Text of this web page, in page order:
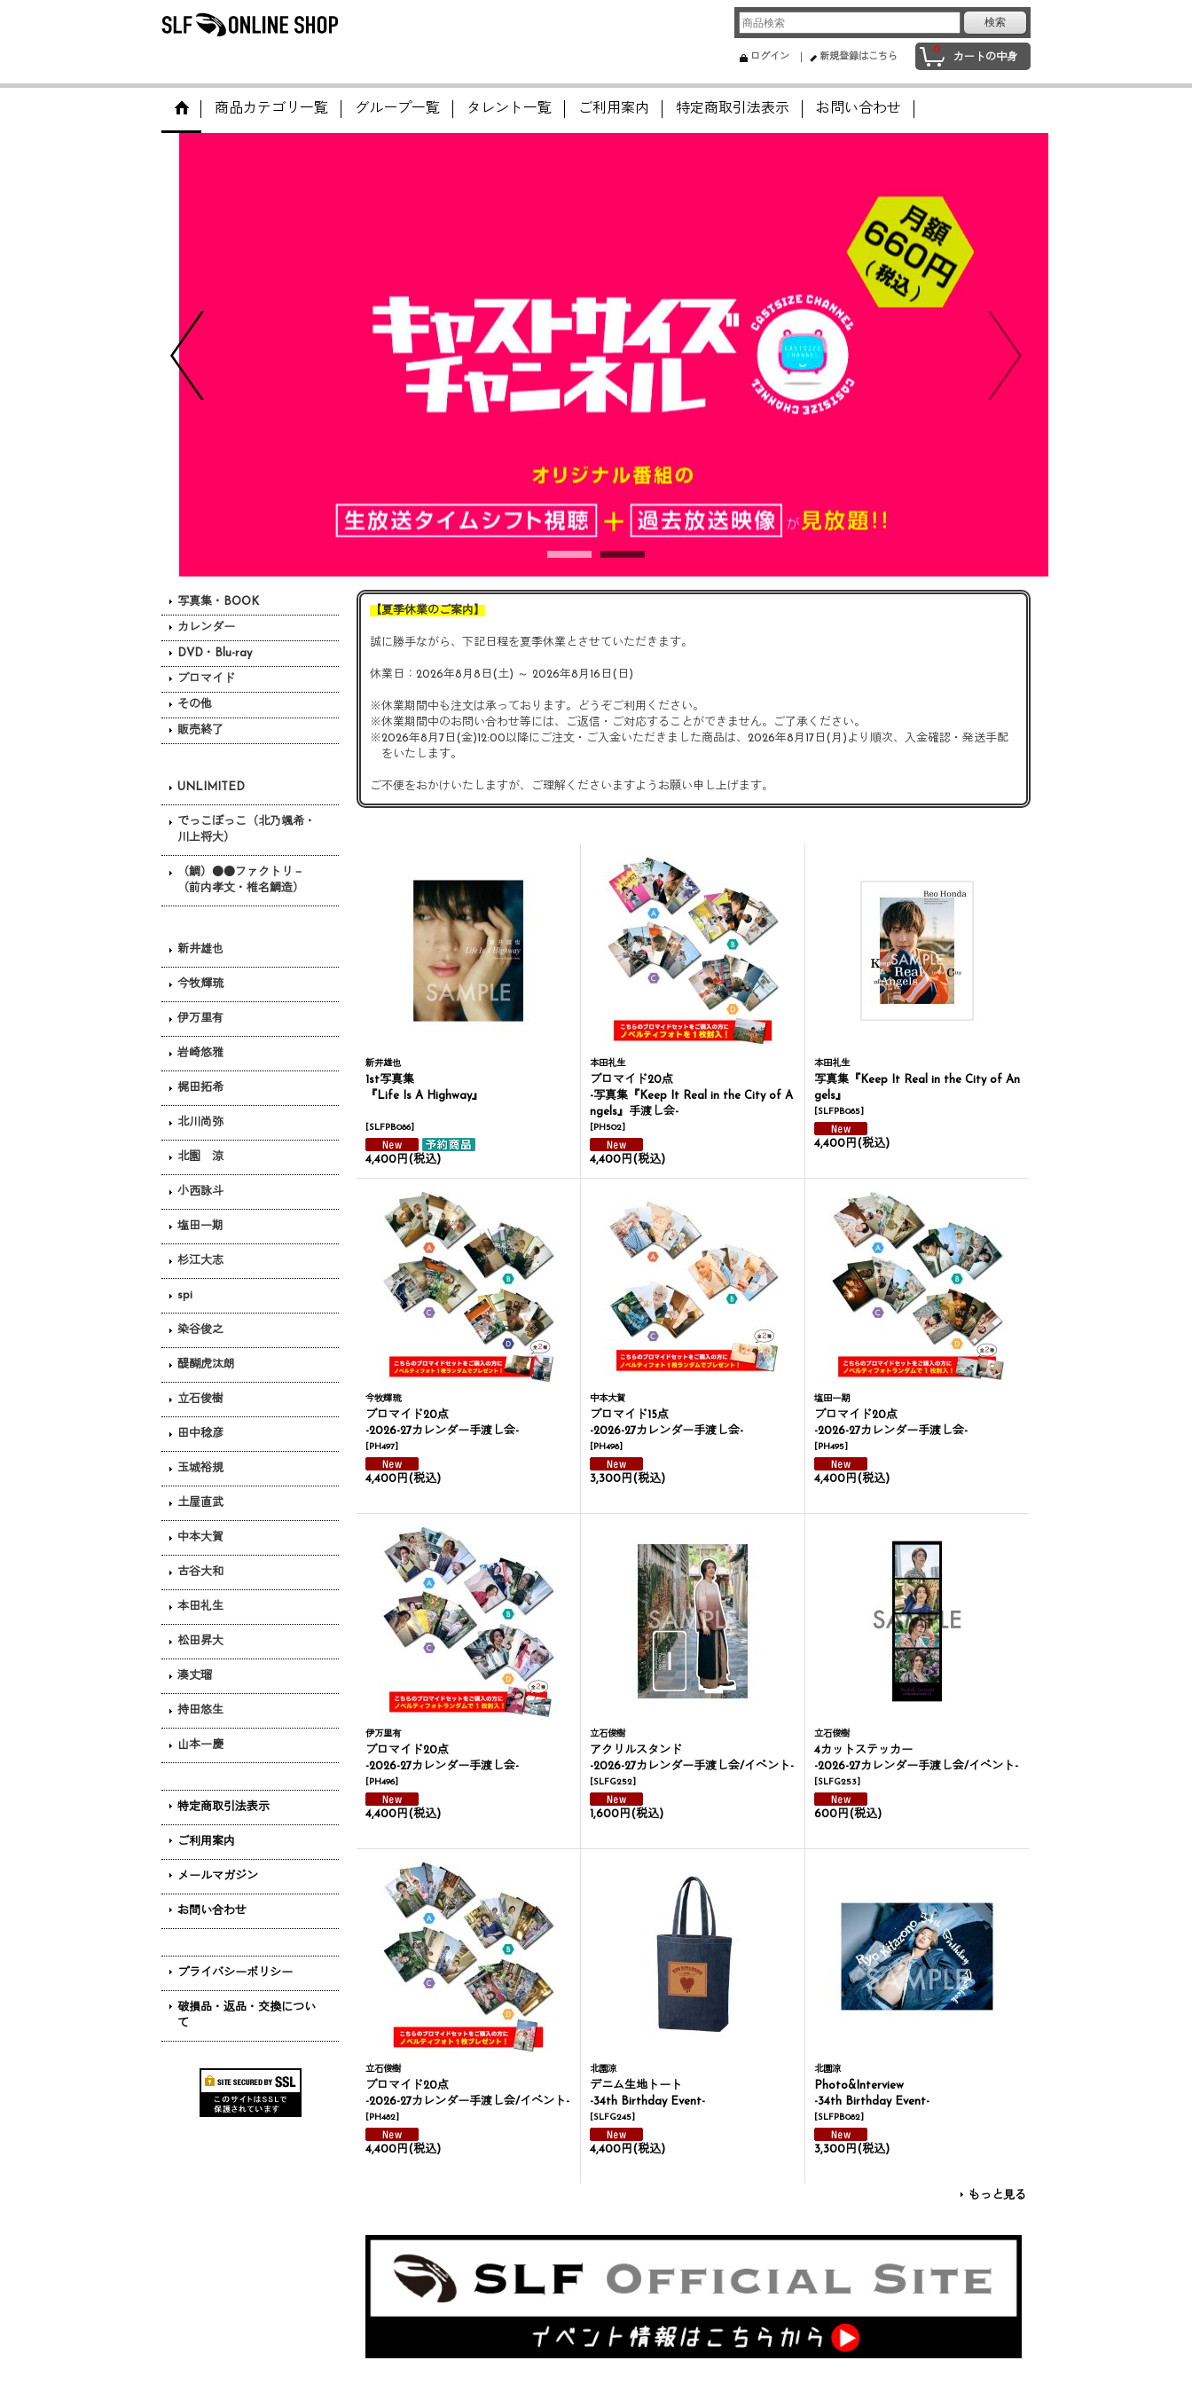
0
カートの中身
ログイン 新規登録はこちら
商品カテゴリ一覧 グループ一覧 タレント一覧 ご利用案内 特定商取引法表示 お問い合わせ
写真集・BOOK
カレンダー
DVD・Blu-ray
ブロマイド
その他
販売終了
UNLIMITED
でっこぼっこ（北乃颯希・
川上将大）
（鯛）●●ファクトリ－
（前内孝文・椎名鯛造）
新井雄也
今牧輝琉
伊万里有
岩崎悠雅
梶田拓希
北川尚弥
北園 涼
小西詠斗
塩田一期
杉江大志
spi
染谷俊之
醍醐虎汰朗
立石俊樹
田中稔彦
玉城裕規
土屋直武
中本大賀
古谷大和
本田礼生
松田昇大
湊丈瑠
持田悠生
山本一慶
特定商取引法表示
ご利用案内
メールマガジン
お問い合わせ
プライバシーポリシー
破損品・返品・交換につい
て
【夏季休業のご案内】
誠に勝手ながら、下記日程を夏季休業とさせていただきます。
休業日：2026年8月8日(土) ～ 2026年8月16日(日)
※休業期間中も注文は承っております。どうぞご利用ください。
※休業期間中のお問い合わせ等には、ご返信・ご対応することができません。ご了承ください。
※2026年8月7日(金)12:00以降にご注文・ご入金いただきました商品は、2026年8月17日(月)より順次、入金確認・発送手配
をいたします。
ご不便をおかけいたしますが、ご理解くださいますようお願い申し上げます。
新井雄也
1st写真集
『Life Is A Highway』
[SLFPB086]
4,400円 (税込)
本田礼生
ブロマイド20点
-写真集『Keep It Real in the City of A
ngels』手渡し会-
[PH502]
4,400円 (税込)
本田礼生
写真集『Keep It Real in the City of An
gels』
[SLFPB085]
4,400円 (税込)
今牧輝琉
ブロマイド20点
-2026-27カレンダー手渡し会-
[PH497]
4,400円 (税込)
中本大賀
ブロマイド15点
-2026-27カレンダー手渡し会-
[PH498]
3,300円 (税込)
塩田一期
ブロマイド20点
-2026-27カレンダー手渡し会-
[PH495]
4,400円 (税込)
伊万里有
ブロマイド20点
-2026-27カレンダー手渡し会-
[PH496]
4,400円 (税込)
立石俊樹
アクリルスタンド
-2026-27カレンダー手渡し会/イベント-
[SLFG252]
1,600円 (税込)
立石俊樹
4カットステッカー
-2026-27カレンダー手渡し会/イベント-
[SLFG253]
600円 (税込)
立石俊樹
ブロマイド20点
-2026-27カレンダー手渡し会/イベント-
[PH482]
4,400円 (税込)
北園涼
デニム生地トート
-34th Birthday Event-
[SLFG245]
4,400円 (税込)
北園涼
Photo&Interview
-34th Birthday Event-
[SLFPB082]
3,300円 (税込)
もっと見る